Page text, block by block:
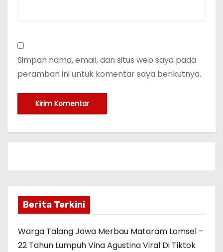
Simpan nama, email, dan situs web saya pada
peramban ini untuk komentar saya berikutnya.
Berita Terkini
Warga Talang Jawa Merbau Mataram Lamsel –
22 Tahun Lumpuh Vina Agustina Viral Di Tiktok